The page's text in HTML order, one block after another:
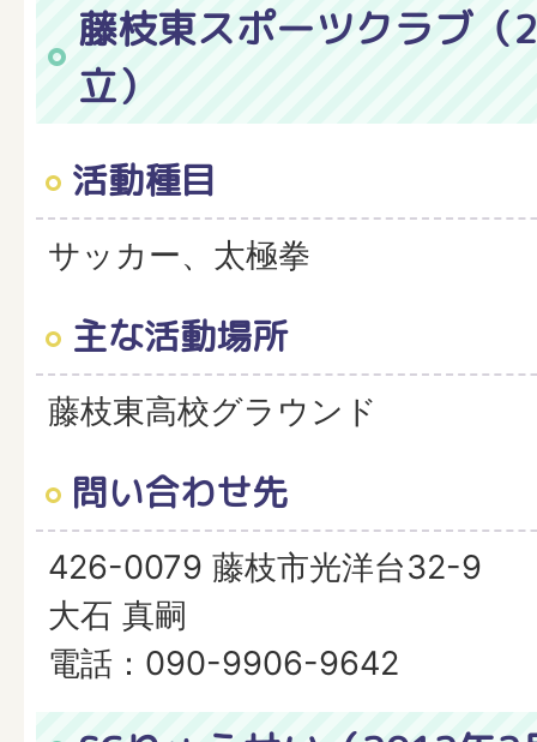
藤枝東スポーツクラブ（
立）
活動種目
サッカー、太極拳
主な活動場所
藤枝東高校グラウンド
問い合わせ先
426-0079 藤枝市光洋台32-9
大石 真嗣
電話：090-9906-9642